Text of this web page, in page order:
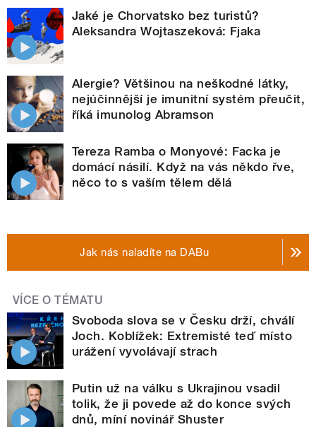
Jaké je Chorvatsko bez turistů?
Aleksandra Wojtaszeková: Fjaka
Alergie? Většinou na neškodné látky,
nejúčinnější je imunitní systém přeučit,
říká imunolog Abramson
Tereza Ramba o Monyové: Facka je
domácí násilí. Když na vás někdo řve,
něco to s vaším tělem dělá
Jak nás naladíte na DABu
VÍCE O TÉMATU
Svoboda slova se v Česku drží, chválí
Joch. Koblížek: Extremisté teď místo
urážení vyvolávají strach
Putin už na válku s Ukrajinou vsadil
tolik, že ji povede až do konce svých
dnů, míní novinář Shuster